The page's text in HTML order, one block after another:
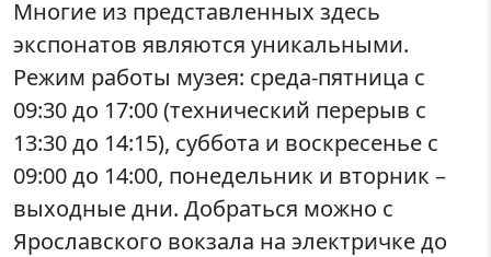
Многие из представленных здесь
экспонатов являются уникальными.
Режим работы музея: среда-пятница с
09:30 до 17:00 (технический перерыв с
13:30 до 14:15), суббота и воскресенье с
09:00 до 14:00, понедельник и вторник –
выходные дни. Добраться можно с
Ярославского вокзала на электричке до